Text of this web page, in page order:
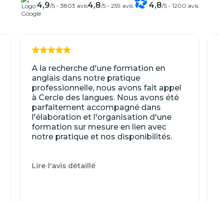
4,9/5 - 3803 avis4,8/5 - 259 avis 4,8/5 - 1200 avis
A la recherche d'une formation en
anglais dans notre pratique
professionnelle, nous avons fait appel
à Cercle des langues. Nous avons été
parfaitement accompagné dans
l'élaboration et l'organisation d'une
formation sur mesure en lien avec
notre pratique et nos disponibilités.
Lire l'avis détaillé